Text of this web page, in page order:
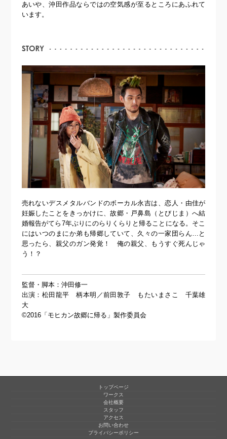
あいや、沖田作品ならではの空気感が至るところにあふれて
います。
売れないデスメタルバンドのボーカル永吉は、恋人・由佳が
妊娠したことをきっかけに、故郷・戸鼻島（とびじま）へ結
婚報告がてら7年ぶりにのらりくらりと帰ることになる。そこ
にはいつのまにか弟も帰郷していて、久々の一家団らん…と
思ったら、親父のガン発覚！ 俺の親父、もうすぐ死んじゃ
う！？
監督・脚本：沖田修一
出演：松田龍平 柄本明／前田敦子 もたいまさこ 千葉雄
大
©2016「モヒカン故郷に帰る」製作委員会
トップページ
ワークス
会社概要
スタッフ
アクセス
お問い合わせ
プライバシーポリシー